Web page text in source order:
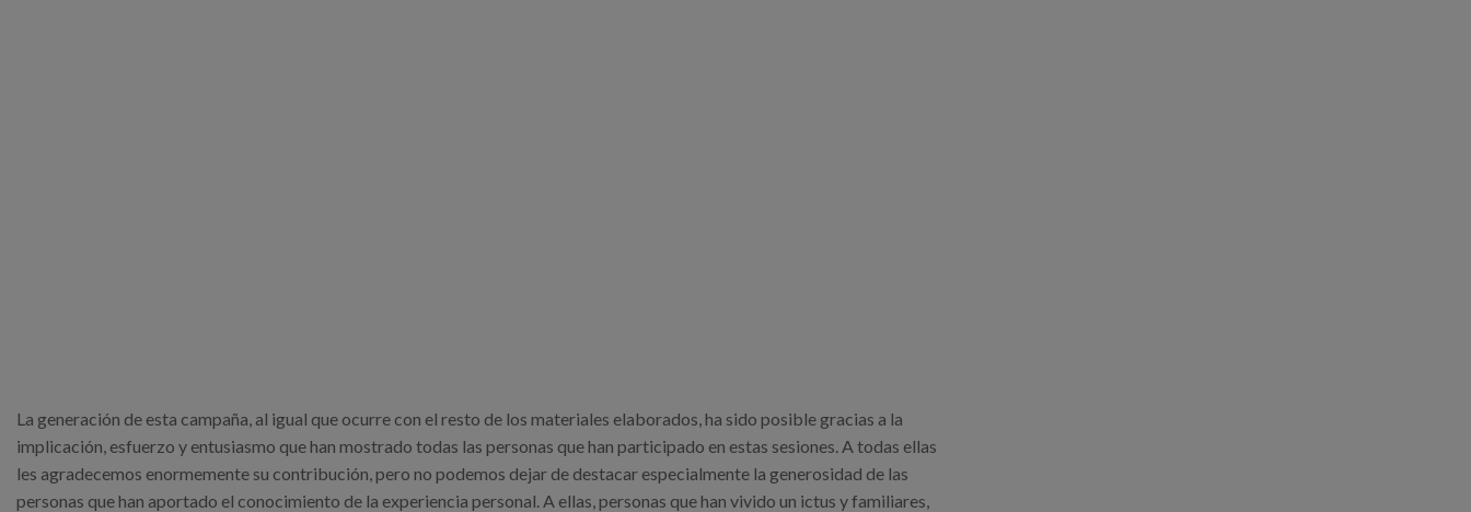
La generación de esta campaña, al igual que ocurre con el resto de los materiales elaborados, ha sido posible gracias a la
implicación, esfuerzo y entusiasmo que han mostrado todas las personas que han participado en estas sesiones. A todas ellas
les agradecemos enormemente su contribución, pero no podemos dejar de destacar especialmente la generosidad de las
personas que han aportado el conocimiento de la experiencia personal. A ellas, personas que han vivido un ictus y familiares,